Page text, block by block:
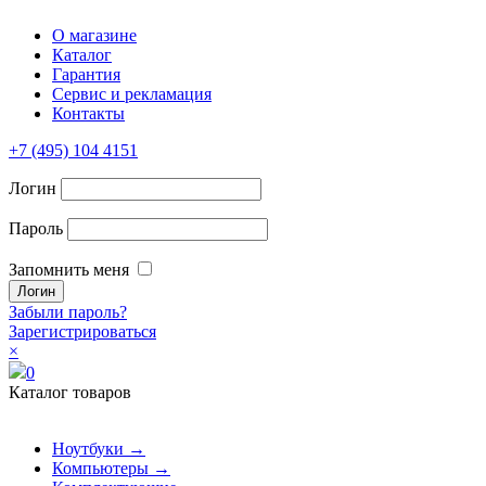
О магазине
Каталог
Гарантия
Сервис и рекламация
Контакты
+7 (495) 104 4151
Логин
Пароль
Запомнить меня
Забыли пароль?
Зарегистрироваться
×
0
Каталог товаров
Ноутбуки →
Компьютеры →